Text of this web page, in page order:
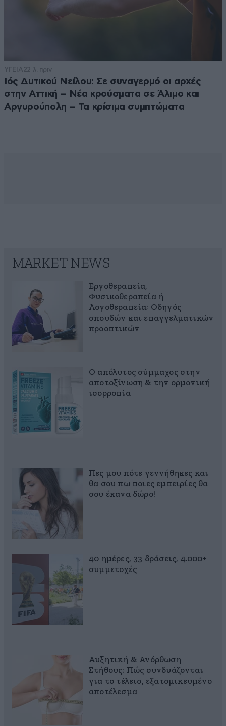
ΥΓΕΙΑ22 λ. πριν
Ιός Δυτικού Νείλου: Σε συναγερμό οι αρχές
στην Αττική – Νέα κρούσματα σε Άλιμο και
Αργυρούπολη – Τα κρίσιμα συμπτώματα
MARKET NEWS
Εργοθεραπεία,
Φυσικοθεραπεία ή
Λογοθεραπεία; Οδηγός
σπουδών και επαγγελματικών
προοπτικών
Ο απόλυτος σύμμαχος στην
αποτοξίνωση & την ορμονική
ισορροπία
Πες μου πότε γεννήθηκες και
θα σου πω ποιες εμπειρίες θα
σου έκανα δώρο!
40 ημέρες, 33 δράσεις, 4.000+
συμμετοχές
Αυξητική & Ανόρθωση
Στήθους: Πώς συνδυάζονται
για το τέλειο, εξατομικευμένο
αποτέλεσμα